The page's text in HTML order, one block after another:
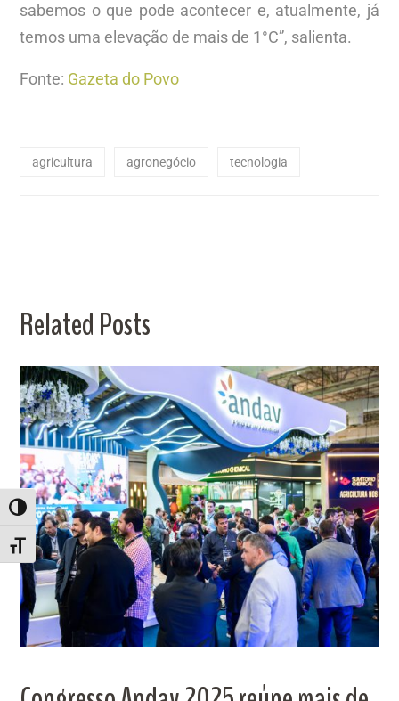
ALTERNAR ALTO CONTRASTE
ALTERNAR TAMANHO DA FONTE
sabemos o que pode acontecer e, atualmente, já
temos uma elevação de mais de 1°C”, salienta.
Fonte: Gazeta do Povo
agricultura agronegócio tecnologia
Related Posts